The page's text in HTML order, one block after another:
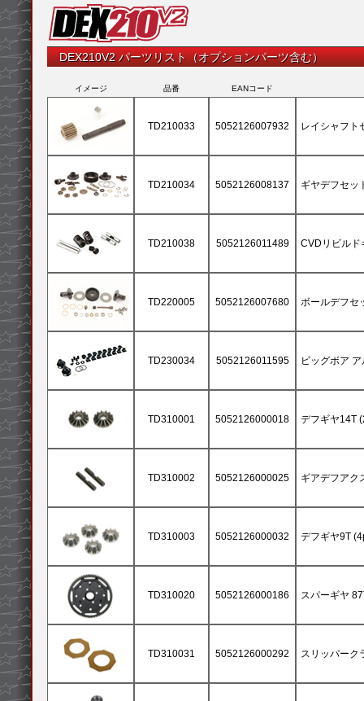
DEX210V2 パーツリスト（オプションパーツ含む）
イメージ 品番 EANコード
TD210033 5052126007932 レイシャフト
TD210034 5052126008137 ギヤデフセッ
TD210038 5052126011489 CVDリビルド
TD220005 5052126007680 ボールデフセ
TD230034 5052126011595 ビッグボア
TD310001 5052126000018 デフギヤ14T
TD310002 5052126000025 ギアデフアク
TD310003 5052126000032 デフギヤ9T
TD310020 5052126000186 スパーギヤ
TD310031 5052126000292 スリッパーク